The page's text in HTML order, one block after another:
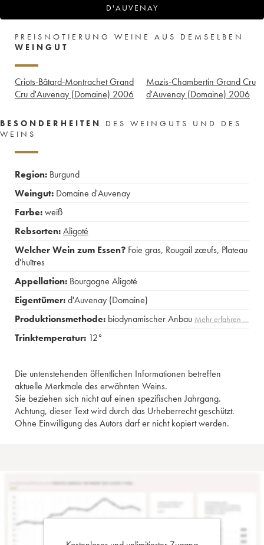
D'AUVENAY
PREISNOTIERUNG WEINE AUS DEMSELBEN
WEINGUT
Criots-Bâtard-Montrachet Grand
Cru d'Auvenay (Domaine) 2006
Mazis-Chambertin Grand Cru
d'Auvenay (Domaine) 2006
BESONDERHEITEN
DES WEINGUTS UND DES
WEINS
Region: Burgund
Weingut: Domaine d'Auvenay
Farbe:weiß
Rebsorten:Aligoté
Welcher Wein zum Essen? Foie gras, Rougail zœufs, Plateau
d'huîtres
Appellation: Bourgogne Aligoté
Eigentümer:d'Auvenay (Domaine)
Produktionsmethode: biodynamischer Anbau Mehr erfahren …
Trinktemperatur: 12°
Die untenstehenden öffentlichen Informationen betreffen
aktuelle Merkmale des erwähnten Weins.
Sie beziehen sich nicht auf einen spezifischen Jahrgang.
Achtung, dieser Text wird durch das Urheberrecht geschützt.
Ohne Einwilligung des Autors darf er nicht kopiert werden.